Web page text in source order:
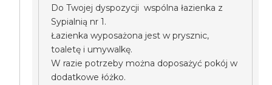
Do Twojej dyspozycji wspólna łazienka z
Sypialnią nr 1.
Łazienka wyposażona jest w prysznic,
toaletę i umywalkę.
W razie potrzeby można doposażyć pokój w
dodatkowe łóżko.